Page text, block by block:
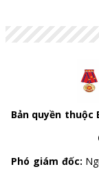
Bản quyền
Phó giám đốc: